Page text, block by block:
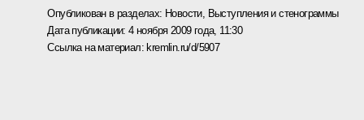
Опубликован в разделах: Новости, Выступления и стенограммы
Дата публикации:4 ноября 2009 года, 11:30
Ссылка на материал: kremlin.ru/d/5907